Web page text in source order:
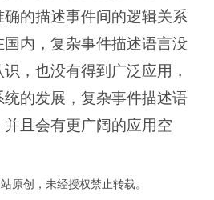
的描述事件间的逻辑关系
内，复杂事件描述语言没
，也没有得到广泛应用，
的发展，复杂事件描述语
且会有更广阔的应用空
原创，未经授权禁止转载。